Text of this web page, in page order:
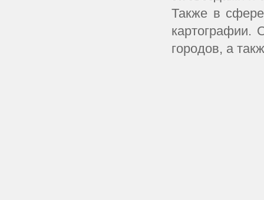
Также в сфере
картографии.
городов, а